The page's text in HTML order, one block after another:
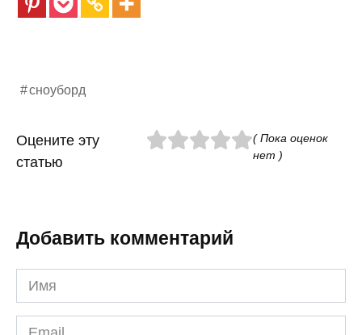
сноуборд
Оцените эту
статью
( Пока оценок
нет )
Добавить комментарий
Имя
*
Email